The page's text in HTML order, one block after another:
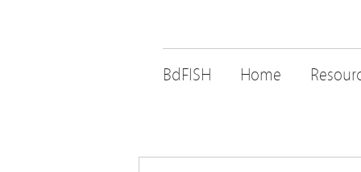
BdFISH Home